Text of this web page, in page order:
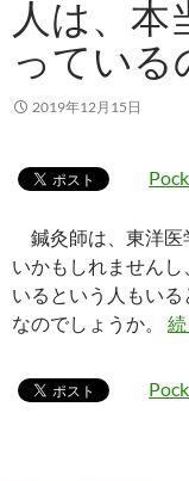
人は、本
っている
2019年12月15日
鍼灸師は、東洋医
いかもしれません
いるという人もい
なのでしょうか。